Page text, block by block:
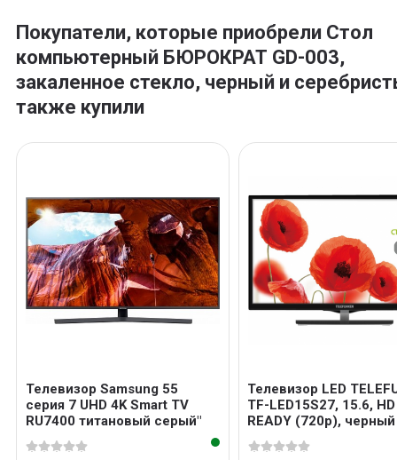
Покупатели, которые приобрели Стол
компьютерный БЮРОКРАТ GD-003,
закаленное стекло, черный и
также купили
Телевизор Samsung 55
серия 7 UHD 4K Smart TV
RU7400 титановый серый"
Телевизор LED
TF-LED15S27, 15.6, HD
READY (720p), черный